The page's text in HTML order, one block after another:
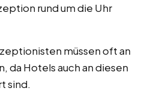
rund um die Uhr
müssen oft an
da Hotels auch an diesen
sind.